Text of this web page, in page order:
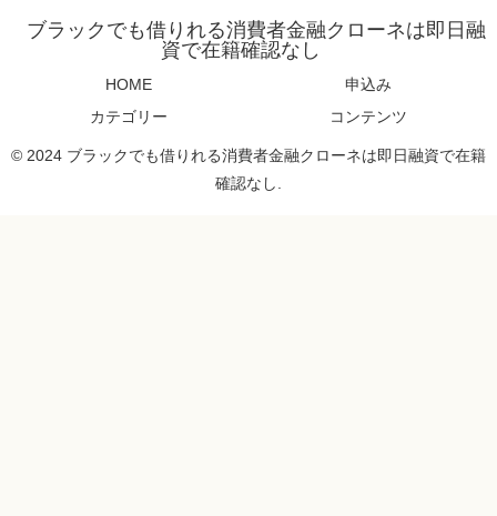
ブラックでも借りれる消費者金融クローネは即日融
資で在籍確認なし
HOME
申込み
カテゴリー
コンテンツ
© 2024 ブラックでも借りれる消費者金融クローネは即日融資で在籍
確認なし.